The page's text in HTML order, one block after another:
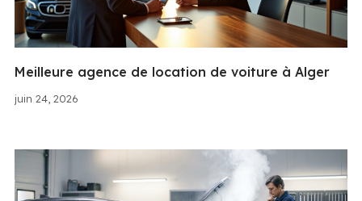
juin 24, 2026
Meilleure agence de location de voiture à Alger